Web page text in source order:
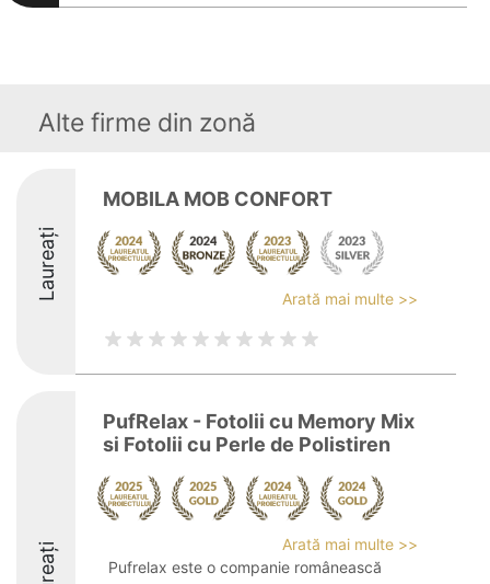
Alte firme din zonă
Laureați
MOBILA MOB CONFORT
Arată mai multe >>
PufRelax - Fotolii cu Memory Mix
si Fotolii cu Perle de Polistiren
Arată mai multe >>
Pufrelax este o companie românească